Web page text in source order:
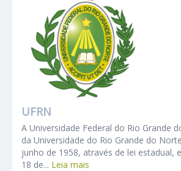
UFRN
A Universidade Federal do Rio Grande
da Universidade do Rio Grande do
junho de 1958, através de lei estadual,
18 de... Leia mais